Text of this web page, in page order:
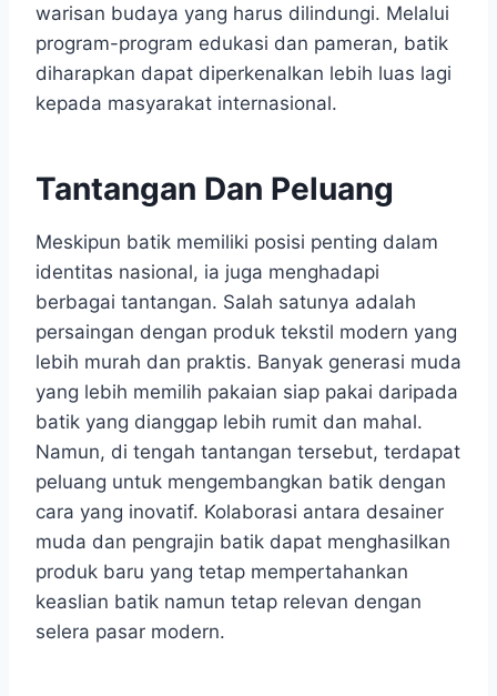
warisan budaya yang harus dilindungi. Melalui
program-program edukasi dan pameran, batik
diharapkan dapat diperkenalkan lebih luas lagi
kepada masyarakat internasional.
Tantangan Dan Peluang
Meskipun batik memiliki posisi penting dalam
identitas nasional, ia juga menghadapi
berbagai tantangan. Salah satunya adalah
persaingan dengan produk tekstil modern yang
lebih murah dan praktis. Banyak generasi muda
yang lebih memilih pakaian siap pakai daripada
batik yang dianggap lebih rumit dan mahal.
Namun, di tengah tantangan tersebut, terdapat
peluang untuk mengembangkan batik dengan
cara yang inovatif. Kolaborasi antara desainer
muda dan pengrajin batik dapat menghasilkan
produk baru yang tetap mempertahankan
keaslian batik namun tetap relevan dengan
selera pasar modern.